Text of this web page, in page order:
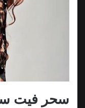
سحر فیت